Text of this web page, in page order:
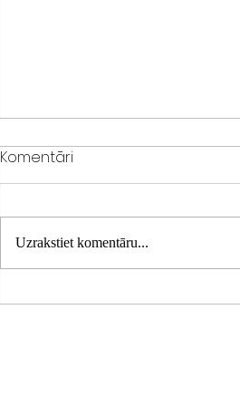
Komentāri
Uzrakstiet komentāru...